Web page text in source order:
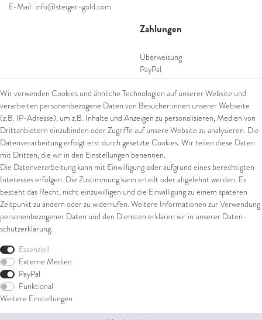
E-Mail: info@steiger-gold.com
Zahlungen
Überweisung
PayPal
SEPA Lastschrift
giropay
Kreditkarte
Versand
UPS
FedEx
Wir verwenden Cookies und ähnliche Technologien auf unserer Website und
verarbeiten personenbezogene Daten von Besucher:innen unserer Webseite
(z.B. IP-Adresse), um z.B. Inhalte und Anzeigen zu personalisieren, Medien von
Drittanbietern einzubinden oder Zugriffe auf unsere Website zu analysieren. Die
Datenverarbeitung erfolgt erst durch gesetzte Cookies. Wir teilen diese Daten
mit Dritten, die wir in den Einstellungen benennen.
Die Datenverarbeitung kann mit Einwilligung oder aufgrund eines berechtigten
Interesses erfolgen. Die Zustimmung kann erteilt oder abgelehnt werden. Es
besteht das Recht, nicht einzuwilligen und die Einwilligung zu einem späteren
Zeitpunkt zu ändern oder zu widerrufen. Weitere Informationen zur Verwendung
personenbezogener Daten und den Diensten erklären wir in unserer Daten­
schutz­erklärung.
Essenziell
Externe Medien
PayPal
Funktional
Weitere Einstellungen